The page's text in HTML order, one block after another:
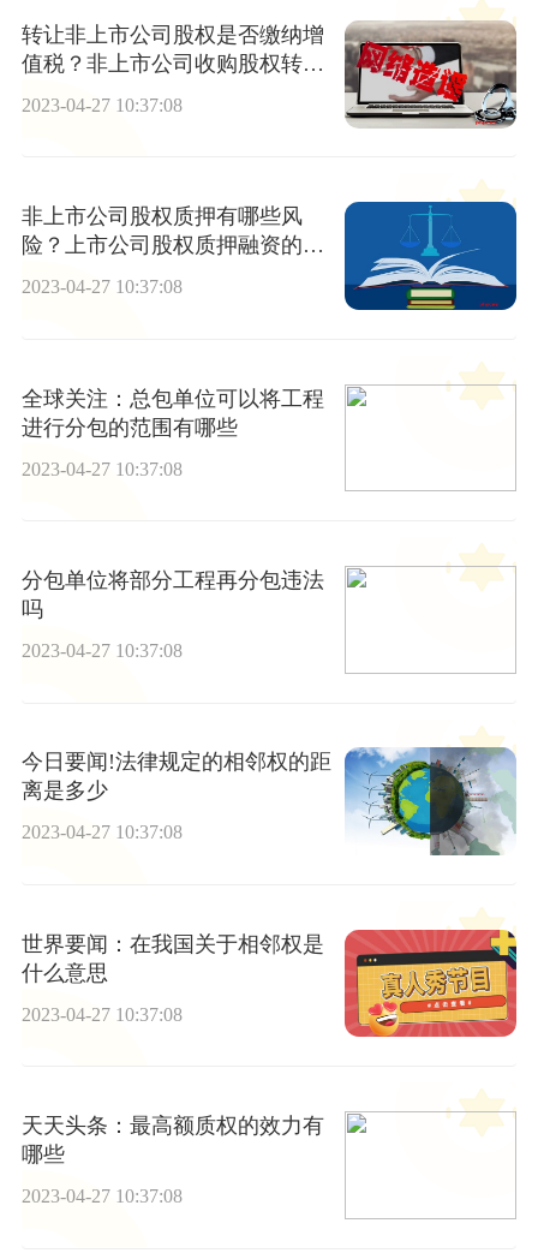
转让非上市公司股权是否缴纳增
值税？非上市公司收购股权转让
2023-04-27 10:37:08
非上市公司股权质押有哪些风
险？上市公司股权质押融资的流
程是怎样的？
2023-04-27 10:37:08
全球关注：总包单位可以将工程
进行分包的范围有哪些
2023-04-27 10:37:08
分包单位将部分工程再分包违法
吗
2023-04-27 10:37:08
今日要闻!法律规定的相邻权的距
离是多少
2023-04-27 10:37:08
世界要闻：在我国关于相邻权是
什么意思
2023-04-27 10:37:08
天天头条：最高额质权的效力有
哪些
2023-04-27 10:37:08